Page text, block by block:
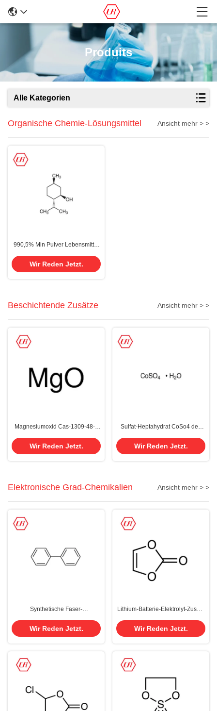
Produits
Alle Kategorien
Organische Chemie-Lösungsmittel Ansicht mehr > >
990,5% Min Pulver Lebensmittel
Menthol Kristall L-Menthol
Wir Reden Jetzt.
Beschichtende Zusätze Ansicht mehr > >
Magnesiumoxid Cas-1309-48-4
Elektron-Grad,
Nahrungsmittelgrad
Wir Reden Jetzt.
Sulfat-Heptahydrat CoSo4 des
Industrieller Gebrauch 7H2O
Wir Reden Jetzt.
Elektronische Grad-Chemikalien Ansicht mehr > >
Synthetische Faser-
52-4
Wir Reden Jetzt.
Lithium-Batterie-Elektrolyt-Zusatz
karbonisieren CAS 872-36-6
Wir Reden Jetzt.